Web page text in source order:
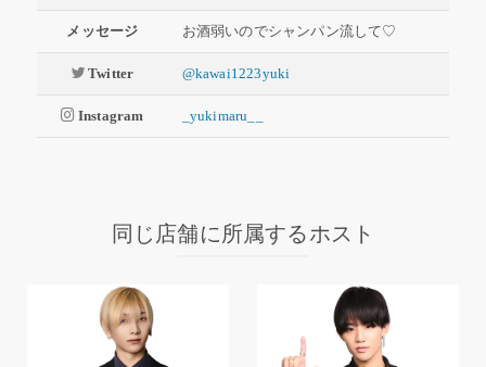
メッセージ お酒弱いのでシャンパン流して♡
Twitter @kawai1223yuki
Instagram _yukimaru__
同じ店舗に所属するホスト